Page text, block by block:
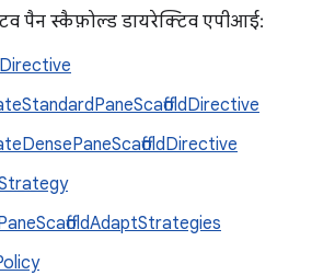
पैन स्कैफ़ोल्ड डायरेक्टिव एपीआई: